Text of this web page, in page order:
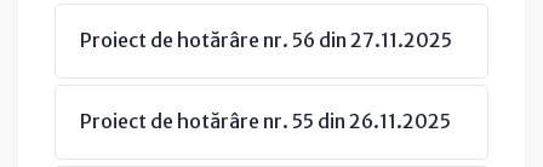
Proiect de hotărâre nr. 56 din 27.11.2025
Proiect de hotărâre nr. 55 din 26.11.2025